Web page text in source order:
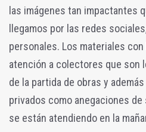
las imágenes tan impactantes
llegamos por las redes
personales. Los materiales
atención a colectores que son
de la partida de obras y
privados como anegaciones
se están atendiendo en la